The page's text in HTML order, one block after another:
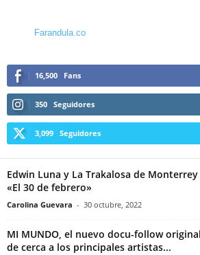
Farandula.co
16,500 Fans
350 Seguidores
3,099 Seguidores
Edwin Luna y La Trakalosa de
«El 30 de febrero»
Carolina Guevara - 30 octubre, 2022
MI MUNDO, el nuevo docu-follow
de cerca a los principales artistas...